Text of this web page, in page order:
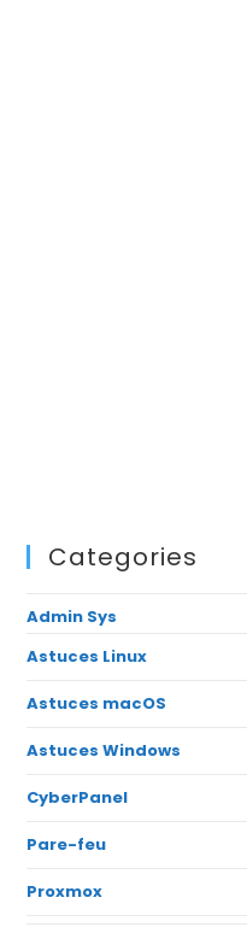
Categories
Admin Sys
Astuces Linux
Astuces macOS
Astuces Windows
CyberPanel
Pare-feu
Proxmox